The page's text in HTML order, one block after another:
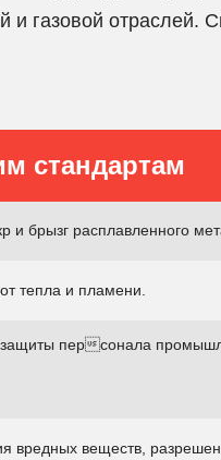
и газовой отраслей.
стандартам
брызг расплавленного
тепла и пламени.
персонала
вредных веществ,